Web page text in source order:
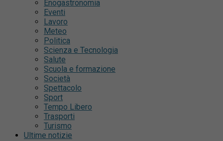
Enogastronomia
Eventi
Lavoro
Meteo
Politica
Scienza e Tecnologia
Salute
Scuola e formazione
Società
Spettacolo
Sport
Tempo Libero
Trasporti
Turismo
Ultime notizie